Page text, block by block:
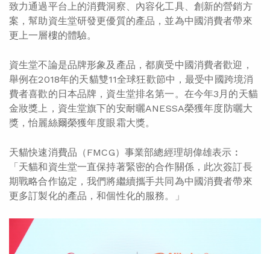
致力通過平台上的消費洞察、內容化工具、創新的營銷方
案，幫助資生堂研發更優質的產品，並為中國消費者帶來
更上一層樓的體驗。
資生堂不論是品牌形象及產品，都廣受中國消費者歡迎，
舉例在2018年的天貓雙11全球狂歡節中，最受中國跨境消
費者喜歡的日本品牌，資生堂排名第一。在今年3月的天貓
金妝獎上，資生堂旗下的安耐曬ANESSA榮獲年度防曬大
獎，怡麗絲爾榮獲年度眼霜大獎。
天貓快速消費品（FMCG）事業部總經理胡偉雄表示︰
「天貓和資生堂一直保持著緊密的合作關係，此次簽訂長
期戰略合作協定，我們將繼續攜手共同為中國消費者帶來
更多訂製化的產品，和個性化的服務。」